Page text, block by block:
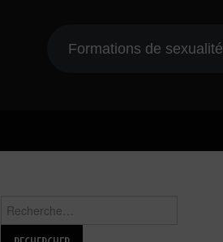
Formations de sexualité